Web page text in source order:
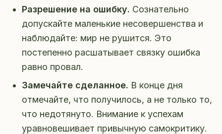
Разрешение на ошибку. Сознательно
допускайте маленькие несовершенства и
наблюдайте: мир не рушится. Это
постепенно расшатывает связку ошибка
равно провал.
Замечайте сделанное. В конце дня
отмечайте, что получилось, а не только то,
что недотянуто. Внимание к успехам
уравновешивает привычную самокритику.